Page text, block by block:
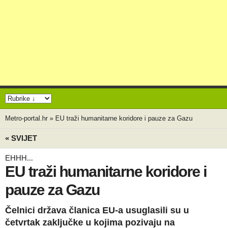
Metro-portal.hr » EU traži humanitarne koridore i pauze za Gazu
« SVIJET
EHHH...
EU traži humanitarne koridore i
pauze za Gazu
Čelnici država članica EU-a usuglasili su u
četvrtak zaključke u kojima pozivaju na